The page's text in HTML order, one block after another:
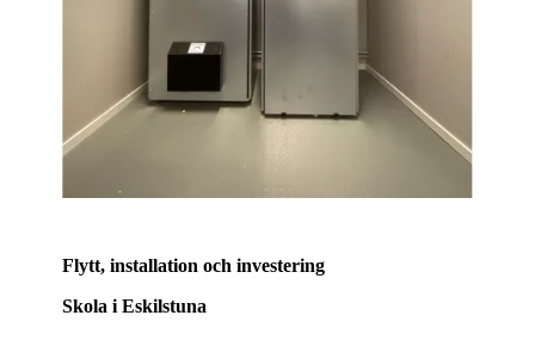
Flytt, installation och investering
Skola i Eskilstuna